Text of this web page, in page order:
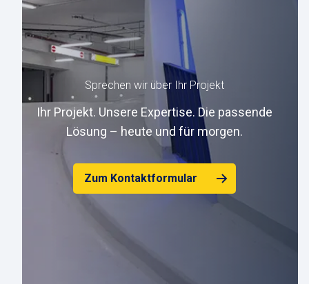
Sprechen wir über Ihr Projekt
Ihr Projekt. Unsere Expertise. Die passende
Lösung – heute und für morgen.
Zum Kontaktformular